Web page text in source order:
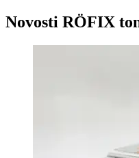
Novosti RÖFIX